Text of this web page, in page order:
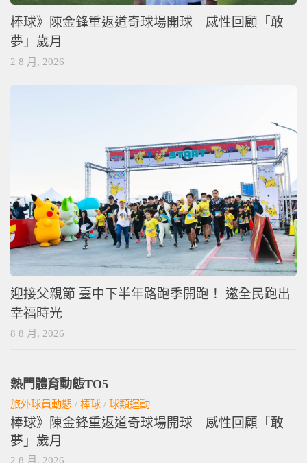
棒球》陳金鋒重返道奇球場開球 感性回顧「敢
夢」歲月
2 8 月, 2026
迎接父親節 臺中下半年路跑季開跑！ 邀全民跑出
幸福時光
8 8 月, 2026
熱門體育動態TO5
旅外球員動態 / 棒球 / 球類運動
棒球》陳金鋒重返道奇球場開球 感性回顧「敢
夢」歲月
2 8 月, 2026